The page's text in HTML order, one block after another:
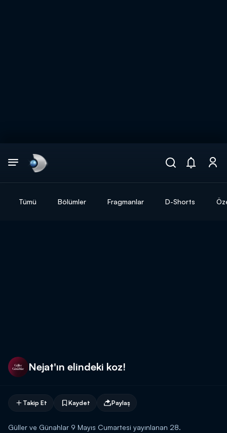
Tümü Bölümler Fragmanlar D-Shorts
Nejat'ın elindeki koz!
Takip Et Kaydet Paylaş
Güller ve Günahlar 9 Mayıs Cumartesi yayınlanan 28.